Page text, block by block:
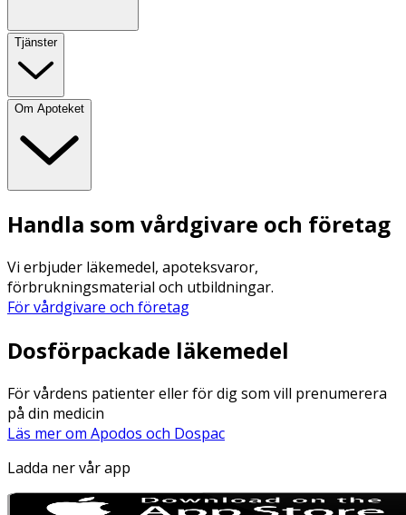
Tjänster
Om Apoteket
Handla som vårdgivare och företag
Vi erbjuder läkemedel, apoteksvaror,
förbrukningsmaterial och utbildningar.
För vårdgivare och företag
Dosförpackade läkemedel
För vårdens patienter eller för dig som vill prenumerera
på din medicin
Läs mer om Apodos och Dospac
Ladda ner vår app